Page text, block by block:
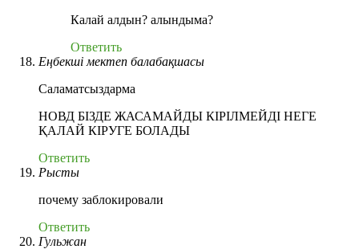
Калай алдын? алындыма?
Ответить
Еңбекші мектеп балабақшасы
Саламатсыздарма
НОВД БІЗДЕ ЖАСАМАЙДЫ КІРІЛМЕЙДІ НЕГЕ
ҚАЛАЙ КІРУГЕ БОЛАДЫ
Ответить
Рысты
почему заблокировали
Ответить
Гульжан